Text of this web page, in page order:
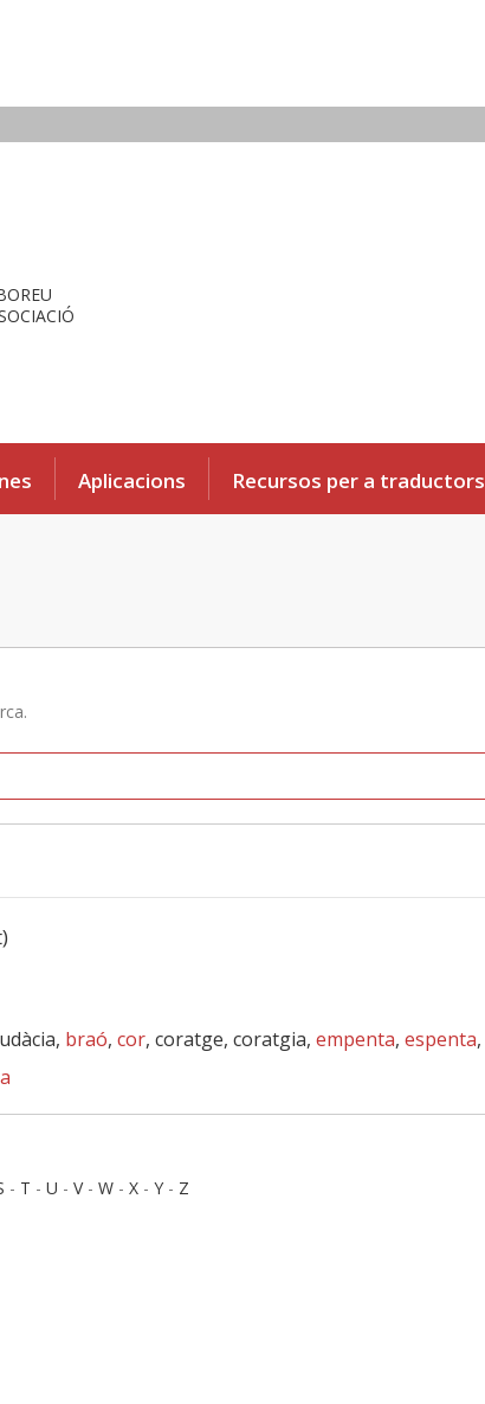
Aplicacions Recursos per a traductors
braó, cor, coratge, coratgia, empenta, espenta,
- T - U - V- W - X - Y - Z